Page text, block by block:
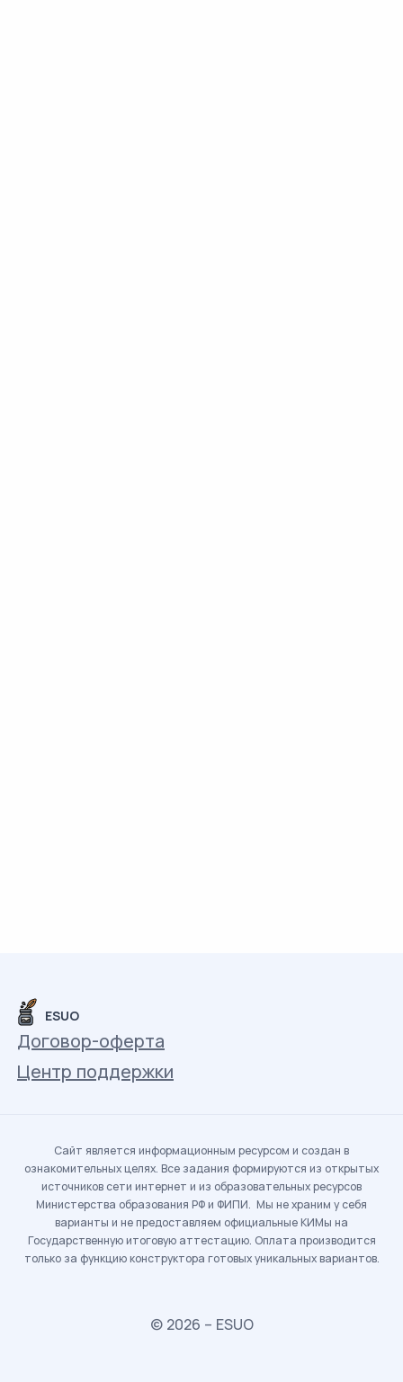
ESUO
Договор-оферта
Центр поддержки
Сайт является информационным ресурсом и создан в
ознакомительных целях. Все задания формируются из открытых
источников сети интернет и из образовательных ресурсов
Министерства образования РФ и ФИПИ. Мы не храним у себя
варианты и не предоставляем официальные КИМы на
Государственную итоговую аттестацию. Оплата производится
только за функцию конструктора готовых уникальных вариантов.
© 2026 – ESUO